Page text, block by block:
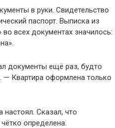
в руки. Свидетельство
паспорт. Выписка из
всех документах значилось:
документы ещё раз, будто
— Квартира оформлена только
Сказал, что
определена.